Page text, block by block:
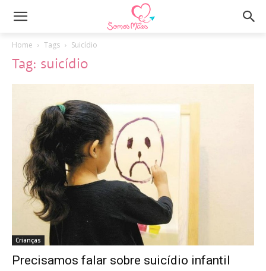
Home Tags Suicídio
Tag: suicídio
Crianças
Precisamos falar sobre suicídio infantil